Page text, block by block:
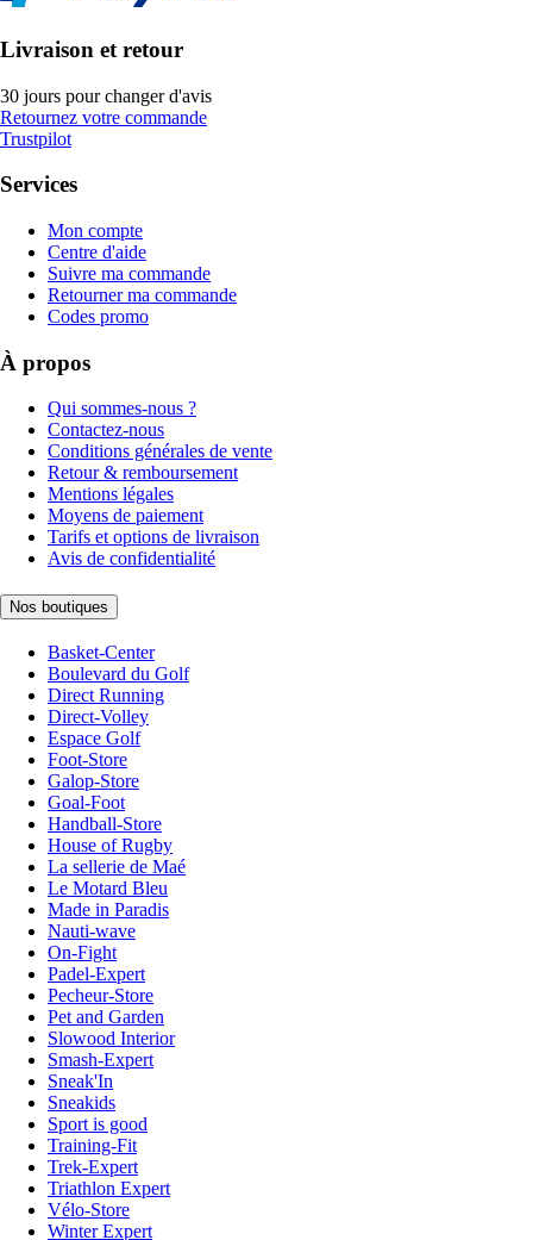
Livraison et retour
30 jours pour changer d'avis
Retournez votre commande
Trustpilot
Services
Mon compte
Centre d'aide
Suivre ma commande
Retourner ma commande
Codes promo
À propos
Qui sommes-nous ?
Contactez-nous
Conditions générales de vente
Retour & remboursement
Mentions légales
Moyens de paiement
Tarifs et options de livraison
Avis de confidentialité
Nos boutiques
Basket-Center
Boulevard du Golf
Direct Running
Direct-Volley
Espace Golf
Foot-Store
Galop-Store
Goal-Foot
Handball-Store
House of Rugby
La sellerie de Maé
Le Motard Bleu
Made in Paradis
Nauti-wave
On-Fight
Padel-Expert
Pecheur-Store
Pet and Garden
Slowood Interior
Smash-Expert
Sneak'In
Sneakids
Sport is good
Training-Fit
Trek-Expert
Triathlon Expert
Vélo-Store
Winter Expert